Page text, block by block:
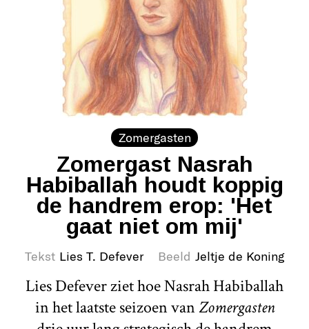
Zomergasten
Zomergast Nasrah
Habiballah houdt koppig
de handrem erop: 'Het
gaat niet om mij'
Tekst Lies T. Defever Beeld Jeltje de Koning
Lies Defever ziet hoe Nasrah Habiballah
in het laatste seizoen vanZomergasten